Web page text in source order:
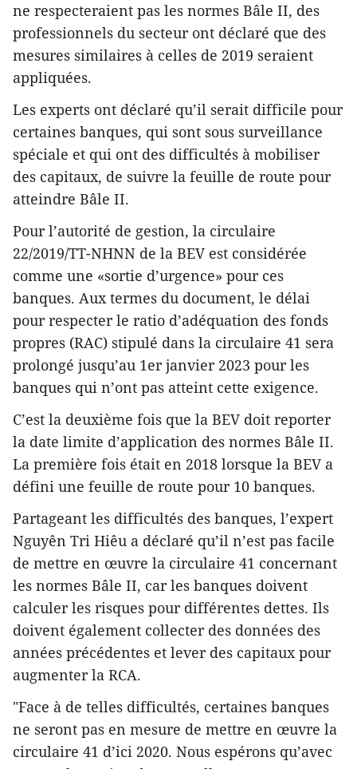
ne respecteraient pas les normes Bâle II, des
professionnels du secteur ont déclaré que des
mesures similaires à celles de 2019 seraient
appliquées.
Les experts ont déclaré qu’il serait difficile pour
certaines banques, qui sont sous surveillance
spéciale et qui ont des difficultés à mobiliser
des capitaux, de suivre la feuille de route pour
atteindre Bâle II.
Pour l’autorité de gestion, la circulaire
22/2019/TT-NHNN de la BEV est considérée
comme une «sortie d’urgence» pour ces
banques. Aux termes du document, le délai
pour respecter le ratio d’adéquation des fonds
propres (RAC) stipulé dans la circulaire 41 sera
prolongé jusqu’au 1er janvier 2023 pour les
banques qui n’ont pas atteint cette exigence.
C’est la deuxième fois que la BEV doit reporter
la date limite d’application des normes Bâle II.
La première fois était en 2018 lorsque la BEV a
défini une feuille de route pour 10 banques.
Partageant les difficultés des banques, l’expert
Nguyên Tri Hiêu a déclaré qu’il n’est pas facile
de mettre en œuvre la circulaire 41 concernant
les normes Bâle II, car les banques doivent
calculer les risques pour différentes dettes. Ils
doivent également collecter des données des
années précédentes et lever des capitaux pour
augmenter la RCA.
"Face à de telles difficultés, certaines banques
ne seront pas en mesure de mettre en œuvre la
circulaire 41 d’ici 2020. Nous espérons qu’avec